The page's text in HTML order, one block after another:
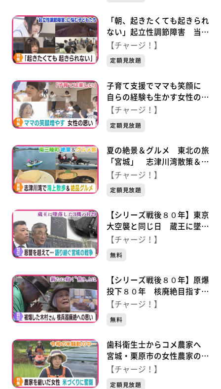
「朝、起きたくても起きられ
ない」起立性調節障害 当事
者と家族の思い
【チャージ！】
定額見放題
子育て支援でママも笑顔に
自らの経験も生かす女性の思
い
【チャージ！】
定額見放題
夏の絶景＆グルメ 東北の旅
「宮城」 志津川湾散策＆贅
沢生ウニ丼
【チャージ！】
定額見放題
【シリーズ戦後８０年】東京
大空襲と同じ日 蔵王に墜落
した３機のＢ２９ 恩讐を超
【チャージ！】
無料
【シリーズ戦後８０年】原爆
投下８０年 核廃絶目指す仙
台市の木村緋紗子さん “焦
【チャージ！】
無料
歯科衛生士からコメ農家へ
宮城・栗原市の女性農家の奮
闘
【チャージ！】
定額見放題